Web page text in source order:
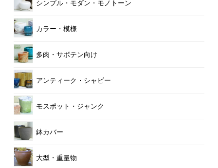
シンプル・モダン・モノトーン
カラー・模様
多肉・サボテン向け
アンティーク・シャビー
モスポット・ジャンク
鉢カバー
大型・重量物